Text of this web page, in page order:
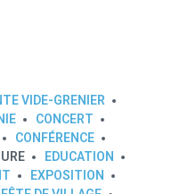
VIDE-GRENIER
CONCERT
CONFÉRENCE
EDUCATION
EXPOSITION